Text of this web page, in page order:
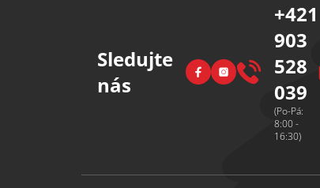
Sledujte
nás
FacebookInstagram
+421
903
528
039
(Po-Pá:
8:00 -
16:30)